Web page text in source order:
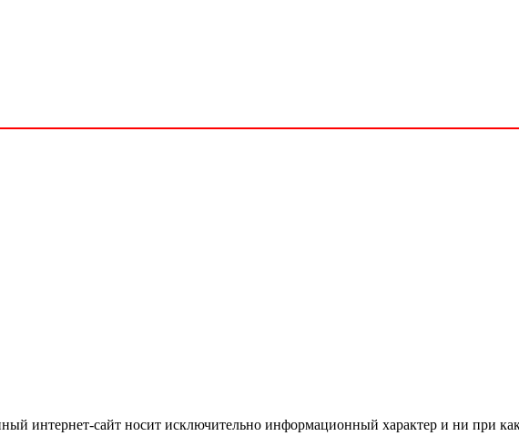
интернет-сайт носит исключительно информационный характер и ни при